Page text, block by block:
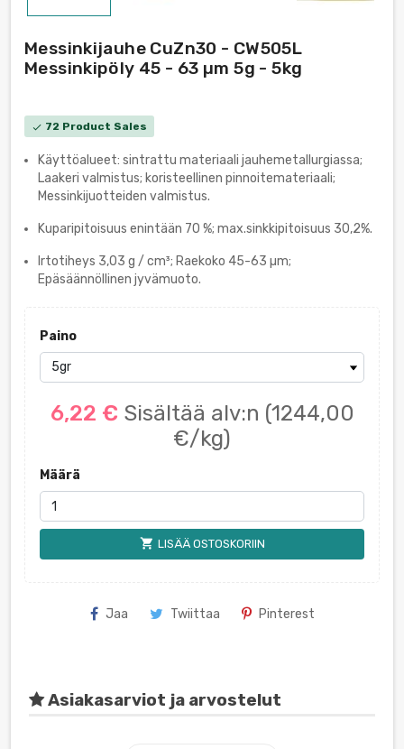
Messinkijauhe CuZn30 - CW505L
Messinkipöly 45 - 63 µm 5g - 5kg
check 72 Product Sales
Käyttöalueet: sintrattu materiaali jauhemetallurgiassa;
Laakeri valmistus; koristeellinen pinnoitemateriaali;
Messinkijuotteiden valmistus.
Kuparipitoisuus enintään 70 %; max.sinkkipitoisuus 30,2%.
Irtotiheys 3,03 g / cm³; Raekoko 45-63 µm;
Epäsäännöllinen jyvämuoto.
Paino
6,22 € Sisältää alv:n (1244,00
€/kg)
Määrä
shopping_cart LISÄÄ OSTOSKORIIN
Jaa Twiittaa Pinterest
Asiakasarviot ja arvostelut